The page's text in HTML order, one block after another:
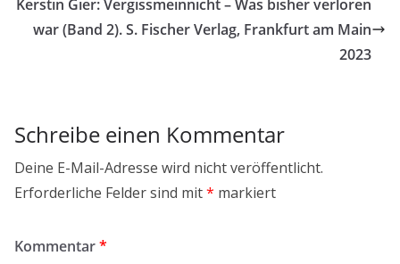
Kerstin Gier: Vergissmeinnicht – Was bisher verloren
war (Band 2). S. Fischer Verlag, Frankfurt am Main
2023
Schreibe einen Kommentar
Deine E-Mail-Adresse wird nicht veröffentlicht.
Erforderliche Felder sind mit* markiert
Kommentar*